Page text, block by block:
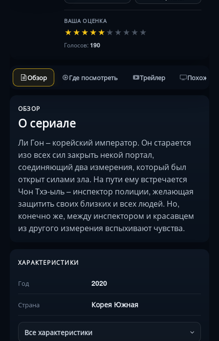
ВАША ОЦЕНКА
★★★★★ ★ ★ ★ ★ ★
Голосов:190
Обзор Где посмотреть Трейлер Похожие
ОБЗОР
О сериале
Ли Гон – корейский император. Он старается
изо всех сил закрыть некой портал,
соединяющий два измерения, который был
открыт силами зла. На пути ему встречается
Чон Тхэ-ыль – инспектор полиции, желающая
защитить своих близких и всех людей. Но,
конечно же, между инспектором и красавцем
из другого измерения вспыхивают чувства.
ХАРАКТЕРИСТИКИ
Год 2020
Страна Корея Южная
Все характеристики